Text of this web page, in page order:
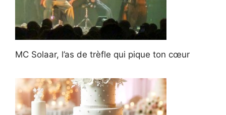
MC Solaar, l’as de trèfle qui pique ton cœur